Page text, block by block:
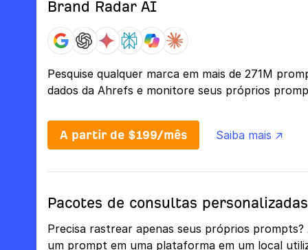
Brand Radar AI
Pesquise qualquer marca em mais de 271M
dados da Ahrefs e monitore seus próprios
A partir de $199/mês Saiba mais ↗
Pacotes de consultas personalizadas
Precisa rastrear apenas seus próprios
um prompt em uma plataforma em um local